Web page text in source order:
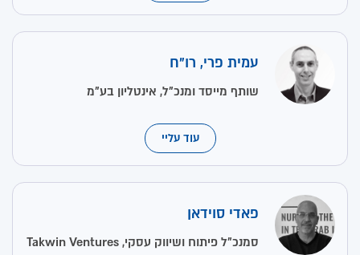
עמית פרי, רו"ח
שותף מייסד ומנכ"ל, אינטליון בע"מ
עוד עליי
פאדי סוידאן
סמנכ"ל פיתוח ושיווק עסקי, Takwin Ventures